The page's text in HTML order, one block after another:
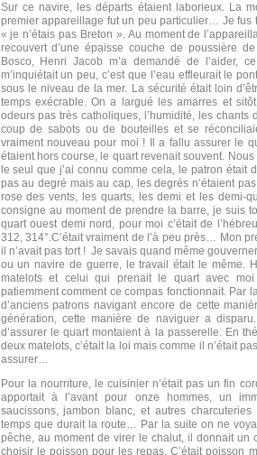
Sur ce navire, les départs étaient laborieux. La
premier appareillage fut un peu particulier… Je fus
« je n’étais pas Breton ». Au moment de
recouvert d’une épaisse couche de poussière
Bosco, Henri Jacob m’a demandé de l’aider,
m’inquiétait un peu, c’est que l’eau effleurait le
sous le niveau de la mer. La sécurité était loin
temps exécrable. On a largué les amarres et
odeurs pas très catholiques, l’humidité, les chants
coup de sabots ou de bouteilles et se
vraiment nouveau pour moi ! Il a fallu assurer le
étaient hors course, le quart revenait souvent.
le seul que j’ai connu comme cela, le patron était
pas au degré mais au cap, les degrés n’étaient
rose des vents, les quarts, les demi et les demi-
consigne au moment de prendre la barre, je suis
quart ouest demi nord, pour moi c’était de
312, 314°.C’était vraiment de l’à peu près… Mon
il n’avait pas tort ! Je savais quand même
ou un navire de guerre, le travail était le même.
matelots et celui qui prenait le quart avec
patiemment comment ce compas fonctionnait. Par
d’anciens patrons navigant encore de cette
génération, cette manière de naviguer a
d’assurer le quart montaient à la passerelle. En
deux matelots, c’était la loi mais comme il n’était
assurer…
Pour la nourriture, le cuisinier n’était pas un fin
apportait à l’avant pour onze hommes, un
saucissons, jambon blanc, et autres
temps que durait la route… Par la suite on ne
pêche, au moment de virer le chalut, il donnait un
choisir le poisson pour les repas. C’était poisson